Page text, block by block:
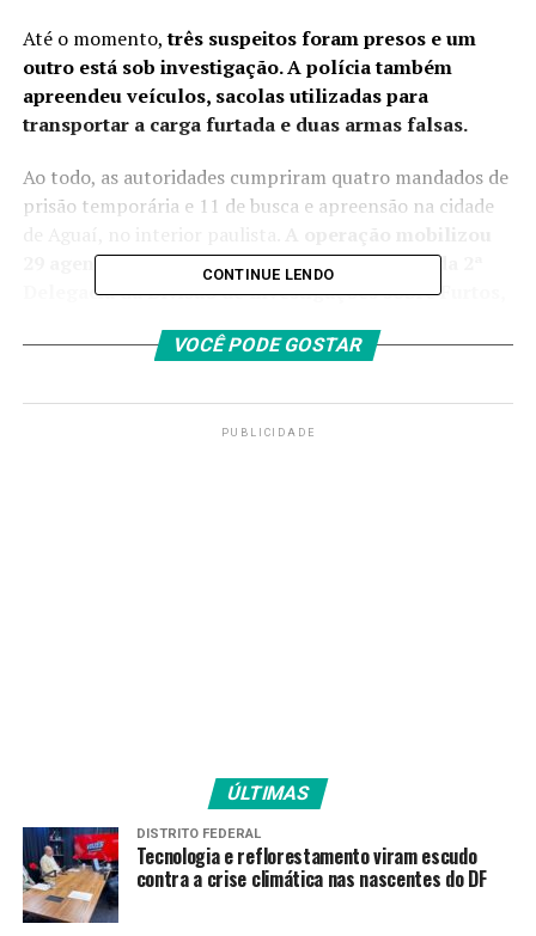
Até o momento,três suspeitos foram presos e um
outro está sob investigação. A polícia também
apreendeu veículos, sacolas utilizadas para
transportar a carga furtada e duas armas falsas.
Ao todo, as autoridades cumpriram quatro mandados de
prisão temporária e 11 de busca e apreensão na cidade
29 agentes e dez viaturas, com coordenação da 2ª
Delegacia da Divisão de Investigações sobre Furtos,
(Divercar).
A operação policial ainda está em curso nesse momento.
Amarildo Mota
CONTINUE LENDO
VOCÊ PODE GOSTAR
PUBLICIDADE
ÚLTIMAS
DISTRITO FEDERAL
Tecnologia e reflorestamento viram escudo
contra a crise climática nas nascentes do DF